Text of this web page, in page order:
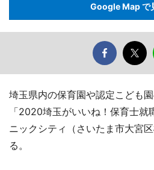
Google Map で
埼玉県内の保育園や認定こども
「2020埼玉がいいね！保育士
ニックシティ（さいたま市大宮
る。